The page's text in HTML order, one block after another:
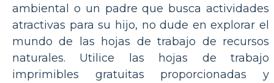
ambiental o un padre que busca actividades
atractivas para su hijo, no dude en explorar el
mundo de las hojas de trabajo de recursos
naturales. Utilice las hojas de trabajo
imprimibles gratuitas proporcionadas y